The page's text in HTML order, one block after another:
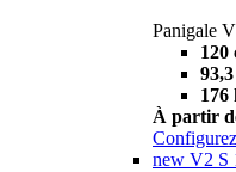
Panigale
120
176
À partir
new V2 S